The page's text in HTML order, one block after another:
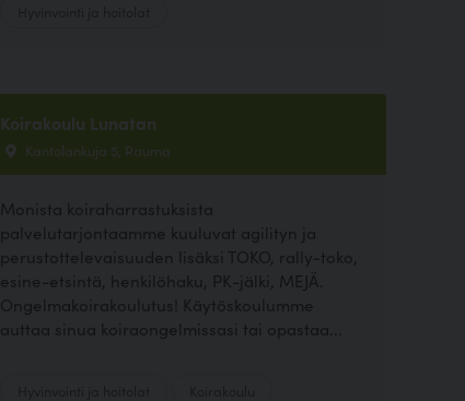
Koirakoulu Lunatan
Kantolankuja 5, Rauma
Monista koiraharrastuksista
palvelutarjontaamme kuuluvat agilityn ja
perustottelevaisuuden lisäksi TOKO, rally-toko,
esine-etsintä, henkilöhaku, PK-jälki, MEJÄ.
Ongelmakoirakoulutus! Käytöskoulumme
auttaa sinua koiraongelmissasi tai opastaa...